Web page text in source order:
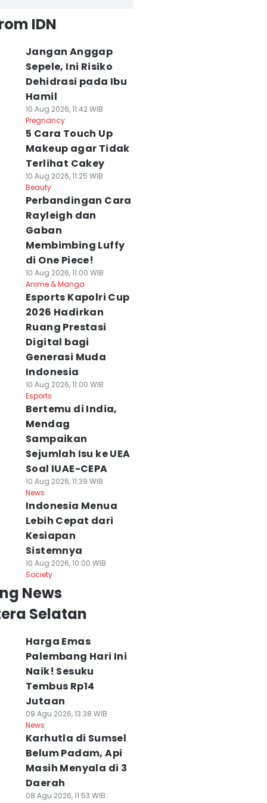
IDN
Jangan Anggap
Sepele, Ini Risiko
Dehidrasi pada Ibu
Hamil
10 Aug 2026, 11:42 WIB
Pregnancy
5 Cara Touch Up
Makeup agar Tidak
Terlihat Cakey
10 Aug 2026, 11:25 WIB
Beauty
Perbandingan Cara
Rayleigh dan
Gaban
Membimbing Luffy
di One Piece!
10 Aug 2026, 11:00 WIB
Anime & Manga
Esports Kapolri Cup
2026 Hadirkan
Ruang Prestasi
Digital bagi
Generasi Muda
Indonesia
10 Aug 2026, 11:00 WIB
Esports
Bertemu di India,
Mendag
Sampaikan
Sejumlah Isu ke UEA
Soal IUAE-CEPA
10 Aug 2026, 11:39 WIB
News
Indonesia Menua
Lebih Cepat dari
Kesiapan
Sistemnya
10 Aug 2026, 10:00 WIB
Society
News
Selatan
Harga Emas
Palembang Hari Ini
Naik! Sesuku
Tembus Rp14
Jutaan
09 Agu 2026, 13:38 WIB
News
Karhutla di Sumsel
Belum Padam, Api
Masih Menyala di 3
Daerah
08 Agu 2026, 11:53 WIB